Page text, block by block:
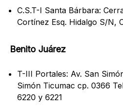
C.S.T-I Santa Bárbara:
Cortínez Esq. Hidalgo S/N,
Benito Juárez
T-III Portales: Av. San
Simón Ticumac cp. 0366
6220 y 6221